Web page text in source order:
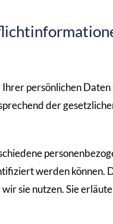
persönlichen
der
werden
sie nutzen. Sie